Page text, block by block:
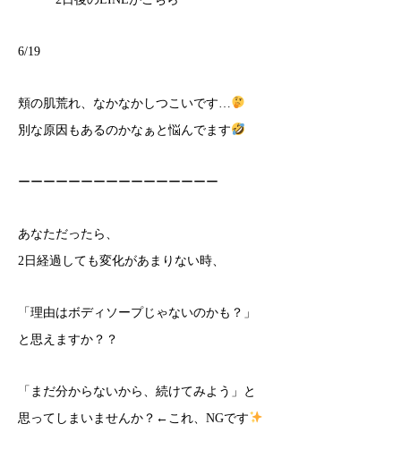
6/19
頬の肌荒れ、なかなかしつこいです…
別な原因もあるのかなぁと悩んでます
ーーーーーーーーーーーーーーーー
あなただったら、
2日経過しても変化があまりない時、
「理由はボディソープじゃないのかも？」
と思えますか？？
「まだ分からないから、続けてみよう」と
思ってしまいませんか？←これ、NGです